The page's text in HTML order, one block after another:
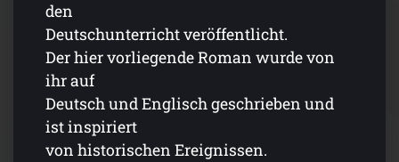
den
Deutschunterricht veröffentlicht.
Der hier vorliegende Roman wurde von
ihr auf
Deutsch und Englisch geschrieben und
ist inspiriert
von historischen Ereignissen.